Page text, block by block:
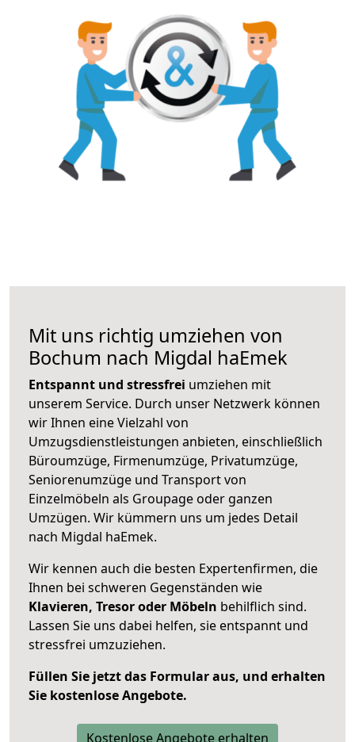
Mit uns richtig umziehen von
Bochum nach Migdal haEmek
Entspannt und stressfrei umziehen mit
unserem Service. Durch unser Netzwerk können
wir Ihnen eine Vielzahl von
Umzugsdienstleistungen anbieten, einschließlich
Büroumzüge, Firmenumzüge, Privatumzüge,
Seniorenumzüge und Transport von
Einzelmöbeln als Groupage oder ganzen
Umzügen. Wir kümmern uns um jedes Detail
nach Migdal haEmek.
Wir kennen auch die besten Expertenfirmen, die
Ihnen bei schweren Gegenständen wie
Klavieren, Tresor oder Möbeln behilflich sind.
Lassen Sie uns dabei helfen, sie entspannt und
stressfrei umzuziehen.
Füllen Sie jetzt das Formular aus, und erhalten
Sie kostenlose Angebote.
Kostenlose Angebote erhalten